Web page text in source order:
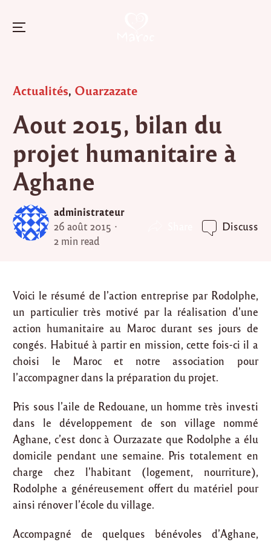
content
Menu
Posted
Actualités, Ouarzazate
Aout 2015, bilan du
projet humanitaire à
Aghane
administrateur
26 août 2015
2 min read
Discuss
Voici le résumé de l’action entreprise par Rodolphe,
un particulier très motivé par la réalisation d’une
action humanitaire au Maroc durant ses jours de
congés. Habitué à partir en mission, cette fois-ci il a
choisi le Maroc et notre association pour
l’accompagner dans la préparation du projet.
Pris sous l’aile de Redouane, un homme très investi
dans le développement de son village nommé
Aghane, c’est donc à Ourzazate que Rodolphe a élu
domicile pendant une semaine. Pris totalement en
charge chez l’habitant (logement, nourriture),
Rodolphe a généreusement offert du matériel pour
ainsi rénover l’école du village.
Accompagné de quelques bénévoles d’Aghane,